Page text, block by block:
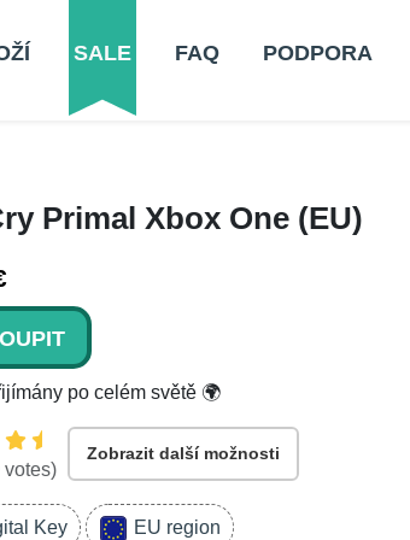
SALE FAQ PODPORA
Primal Xbox One (EU)
po celém světě 🌍
votes)
Zobrazit další možnosti
Key EU region